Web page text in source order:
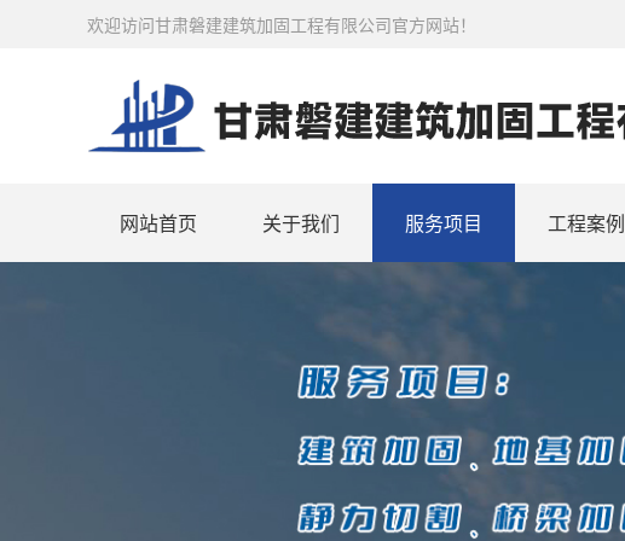
欢迎访问甘肃磐建建筑加固工程有限公司官方网站！
网站首页 关于我们 服务项目 工程案例